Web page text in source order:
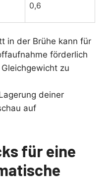
0,6
in der Brühe kann für
förderlich
zu
deiner
auf
für eine